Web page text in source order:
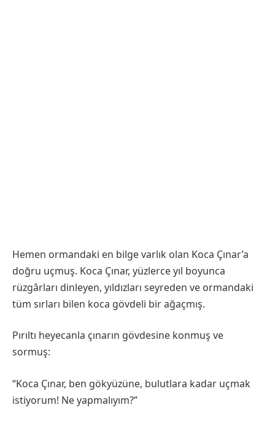
Hemen ormandaki en bilge varlık olan Koca Çınar’a
doğru uçmuş. Koca Çınar, yüzlerce yıl boyunca
rüzgârları dinleyen, yıldızları seyreden ve ormandaki
tüm sırları bilen koca gövdeli bir ağaçmış.
Pırıltı heyecanla çınarın gövdesine konmuş ve
sormuş:
“Koca Çınar, ben gökyüzüne, bulutlara kadar uçmak
istiyorum! Ne yapmalıyım?”